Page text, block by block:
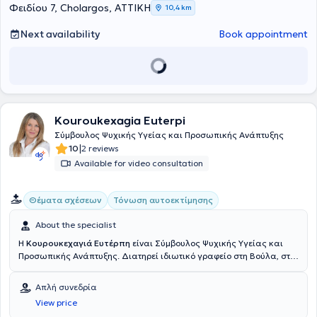
Φειδίου 7, Cholargos, ΑΤΤΙΚΗ 10,4 km
Next availability Book appointment
Kouroukexagia Euterpi
Σύμβουλος Ψυχικής Υγείας και Προσωπικής Ανάπτυξης
10|2 reviews
Available for video consultation
Θέματα σχέσεων Τόνωση αυτοεκτίμησης
About the specialist
Η Κουρουκεχαγιά Ευτέρπη είναι Σύμβουλος Ψυχικής Υγείας και
Προσωπικής Ανάπτυξης. Διατηρεί ιδιωτικό γραφείο στη Βούλα, στο
της περιλαμβάνει πληθώρα εξειδικεύσεων, όπως
ηΑνασυνδυασμένη Εκλεκτική Συμβουλευτική
Γονέων, Συμβουλευτική Ζεύγους, η Ψυχοθεραπεία Gestalt, η CBT
Απλή συνεδρία
View price